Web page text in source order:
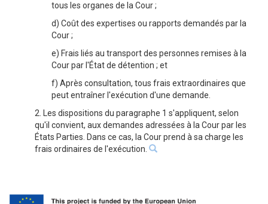
tous les organes de la Cour ;
d) Coût des expertises ou rapports demandés par la
Cour ;
e) Frais liés au transport des personnes remises à la
Cour par l'État de détention ; et
f) Après consultation, tous frais extraordinaires que
peut entraîner l'exécution d'une demande.
2. Les dispositions du paragraphe 1 s'appliquent, selon
qu'il convient, aux demandes adressées à la Cour par les
États Parties. Dans ce cas, la Cour prend à sa charge les
frais ordinaires de l'exécution.